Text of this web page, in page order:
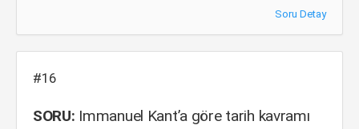
Soru Detay
#16
SORU: Immanuel Kant’a göre tarih kavramı